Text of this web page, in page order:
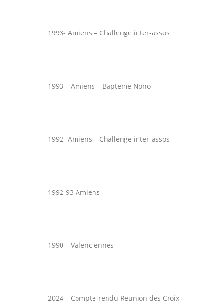
1993- Amiens – Challenge inter-assos
1993 – Amiens – Bapteme Nono
1992- Amiens – Challenge inter-assos
1992-93 Amiens
1990 – Valenciennes
2024 – Compte-rendu Reunion des Croix –